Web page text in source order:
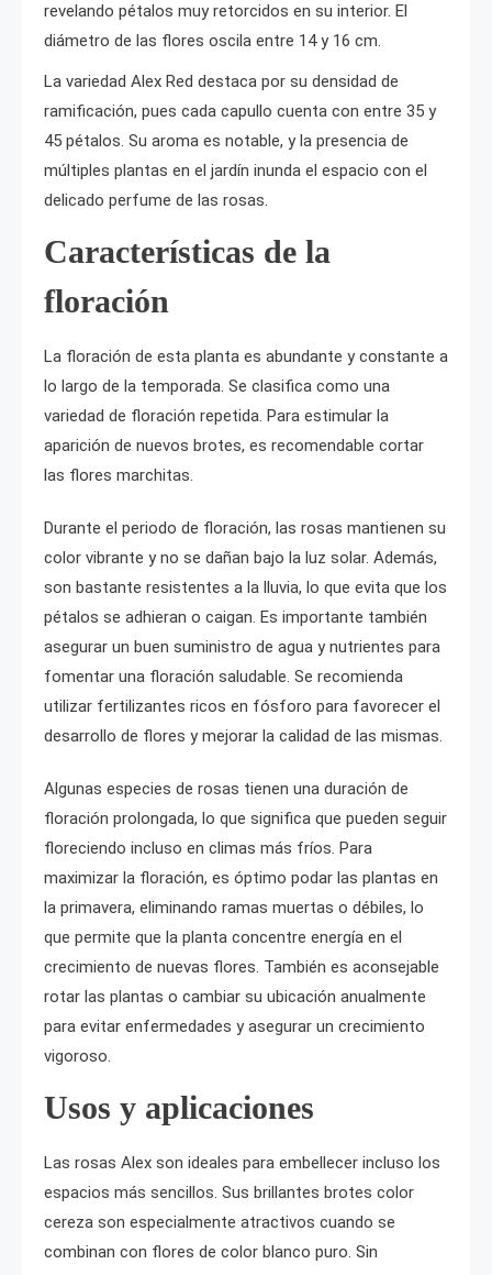
revelando pétalos muy retorcidos en su interior. El
diámetro de las flores oscila entre 14 y 16 cm.
La variedad Alex Red destaca por su densidad de
ramificación, pues cada capullo cuenta con entre 35 y
45 pétalos. Su aroma es notable, y la presencia de
múltiples plantas en el jardín inunda el espacio con el
delicado perfume de las rosas.
Características de la
floración
La floración de esta planta es abundante y constante a
lo largo de la temporada. Se clasifica como una
variedad de floración repetida. Para estimular la
aparición de nuevos brotes, es recomendable cortar
las flores marchitas.
Durante el periodo de floración, las rosas mantienen su
color vibrante y no se dañan bajo la luz solar. Además,
son bastante resistentes a la lluvia, lo que evita que los
pétalos se adhieran o caigan. Es importante también
asegurar un buen suministro de agua y nutrientes para
fomentar una floración saludable. Se recomienda
utilizar fertilizantes ricos en fósforo para favorecer el
desarrollo de flores y mejorar la calidad de las mismas.
Algunas especies de rosas tienen una duración de
floración prolongada, lo que significa que pueden seguir
floreciendo incluso en climas más fríos. Para
maximizar la floración, es óptimo podar las plantas en
la primavera, eliminando ramas muertas o débiles, lo
que permite que la planta concentre energía en el
crecimiento de nuevas flores. También es aconsejable
rotar las plantas o cambiar su ubicación anualmente
para evitar enfermedades y asegurar un crecimiento
vigoroso.
Usos y aplicaciones
Las rosas Alex son ideales para embellecer incluso los
espacios más sencillos. Sus brillantes brotes color
cereza son especialmente atractivos cuando se
combinan con flores de color blanco puro. Sin